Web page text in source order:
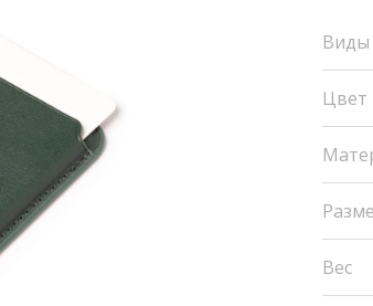
Виды
Цвет
Вес